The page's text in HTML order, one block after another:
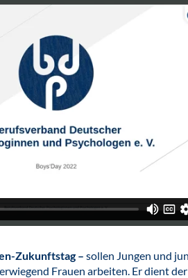
Zukunftstag – sollen Jungen und
Frauen arbeiten. Er dient der